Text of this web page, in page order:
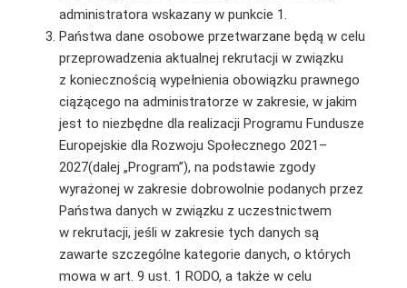
administratora wskazany w punkcie 1.
Państwa dane osobowe przetwarzane będą w celu
przeprowadzenia aktualnej rekrutacji w związku
z koniecznością wypełnienia obowiązku prawnego
ciążącego na administratorze w zakresie, w jakim
jest to niezbędne dla realizacji Programu Fundusze
Europejskie dla Rozwoju Społecznego 2021–
2027(dalej „Program”), na podstawie zgody
wyrażonej w zakresie dobrowolnie podanych przez
Państwa danych w związku z uczestnictwem
w rekrutacji, jeśli w zakresie tych danych są
zawarte szczególne kategorie danych, o których
mowa w art. 9 ust. 1 RODO, a także w celu